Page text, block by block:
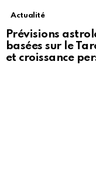
Actualité
Prévisions
basées sur le
et croissance